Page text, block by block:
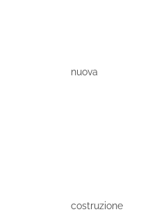
nuova
costruzione